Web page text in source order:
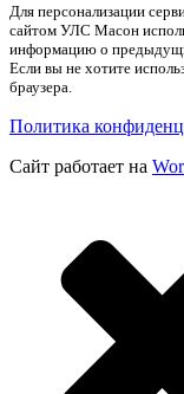
Для персонализации
сайтом УЛС Масон
информацию о
Если вы не хотите
браузера.
Политика
Сайт работает на